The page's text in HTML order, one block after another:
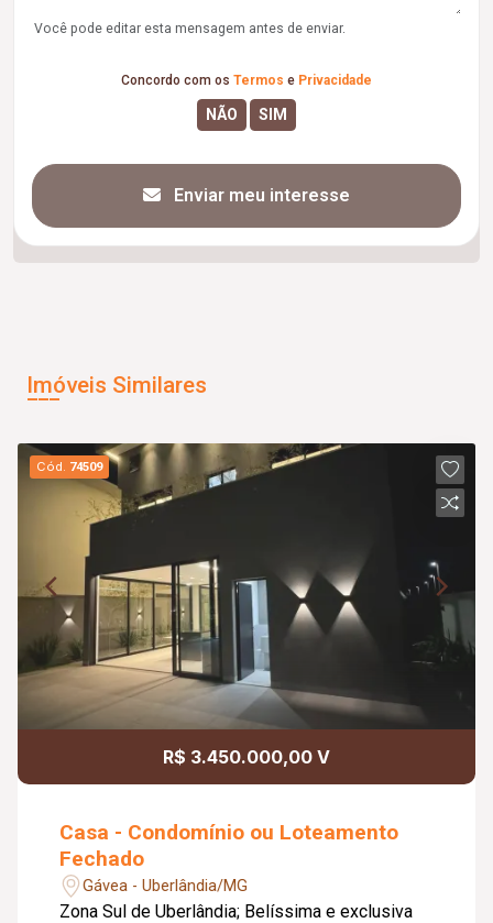
Você pode editar esta mensagem antes de enviar.
Concordo com os Termos e Privacidade
Enviar meu interesse
Imóveis Similares
Cód. 74509
R$ 3.450.000,00 V
Casa - Condomínio ou Loteamento
Fechado
Gávea - Uberlândia/MG
Zona Sul de Uberlândia; Belíssima e exclusiva